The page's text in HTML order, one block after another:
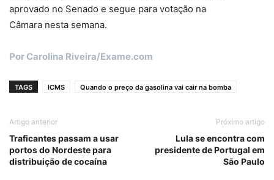
aprovado no Senado e segue para votação na
Câmara nesta semana.
Por Carolina Riveira/Exame.com
TAGS ICMS Quando o preço da gasolina vai cair na bomba
Artigo anterior
Traficantes passam a usar
portos do Nordeste para
distribuição de cocaína
Próximo artigo
Lula se encontra com
presidente de Portugal em
São Paulo